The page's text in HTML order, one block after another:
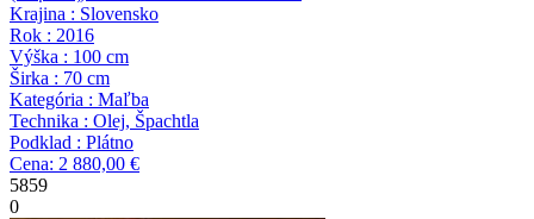
Krajina : Slovensko
Rok : 2016
Výška : 100 cm
Širka : 70 cm
Kategória : Maľba
Technika : Olej, Špachtla
Podklad : Plátno
Cena: 2 880,00 €
5859
0